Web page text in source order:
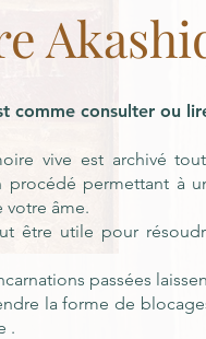
comme consulter ou
vive est archivé
procédé permettant à
votre âme.
être utile pour
passées
la forme de
.